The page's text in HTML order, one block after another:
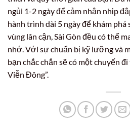
ngủi 1-2 ngày để cảm nhận nhịp
hành trình dài 5 ngày để khám phá
vùng lân cận, Sài Gòn đều có thể
nhớ. Với sự chuẩn bị kỹ lưỡng và
bạn chắc chắn sẽ có một chuyến
Viễn Đông”.